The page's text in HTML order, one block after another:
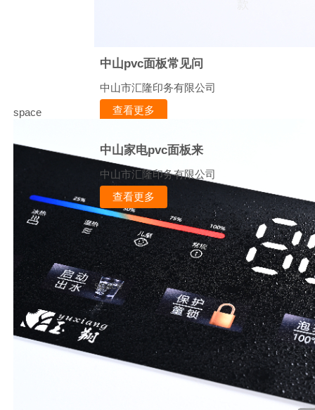
中山pvc面板常见问
中山市汇隆印务有限公司
查看更多
space
中山家电pvc面板来
中山市汇隆印务有限公司
查看更多
space